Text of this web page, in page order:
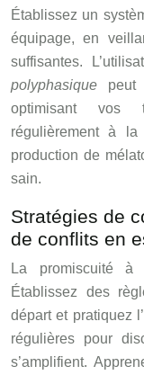
Établissez un
équipage, en
suffisantes.
polyphasique
optimisant vos
régulièrement à
production de
sain.
Stratégies de
de conflits en
La promiscuité à
Établissez des
départ et pratiquez
régulières pour
s’amplifient.